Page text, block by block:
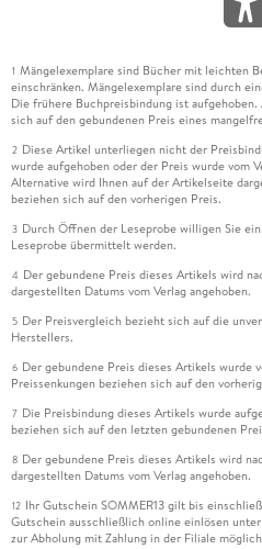
1 Mängelexemplare sind Bücher mit leichten
einschränken. Mängelexemplare sind durch
Die frühere Buchpreisbindung ist aufgehoben.
sich auf den gebundenen Preis eines
2 Diese Artikel unterliegen nicht der
wurde aufgehoben oder der Preis wurde vom
Alternative wird Ihnen auf der Artikelseite
beziehen sich auf den vorherigen Preis.
3 Durch Öffnen der Leseprobe willigen Sie
Leseprobe übermittelt werden.
4 Der gebundene Preis dieses Artikels wird
dargestellten Datums vom Verlag angehoben.
5 Der Preisvergleich bezieht sich auf die
Herstellers.
6 Der gebundene Preis dieses Artikels wurde
Preissenkungen beziehen sich auf den
7 Die Preisbindung dieses Artikels wurde
beziehen sich auf den letzten gebundenen
8 Der gebundene Preis dieses Artikels wird
dargestellten Datums vom Verlag angehoben.
12 Ihr Gutschein SOMMER13 gilt bis
Gutschein ausschließlich online einlösen
zur Abholung mit Zahlung in der Filiale